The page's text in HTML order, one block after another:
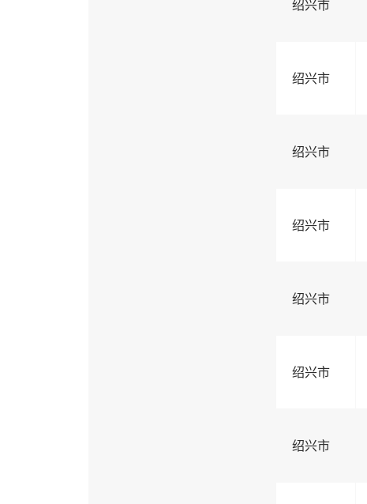
绍兴市
绍兴市
绍兴市
绍兴市
绍兴市
绍兴市
绍兴市